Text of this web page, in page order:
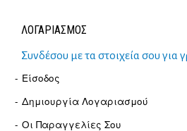
ΛΟΓΑΡΙΑΣΜΟΣ
Συνδέσου με τα στοιχεία σου για
Είσοδος
Δημιουργία Λογαριασμού
Οι Παραγγελίες Σου